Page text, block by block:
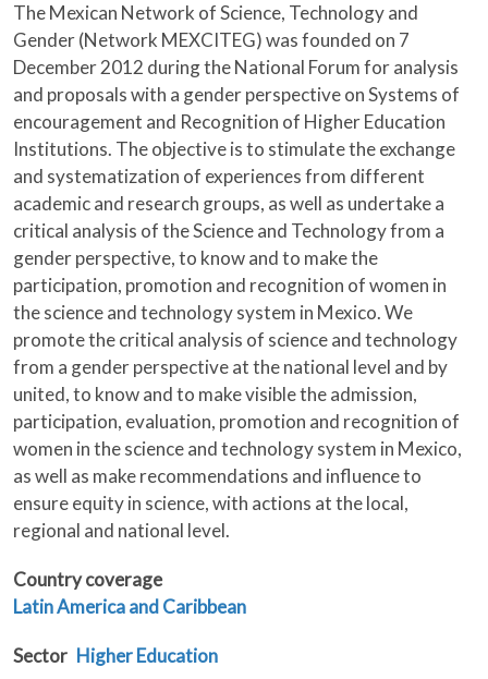
The Mexican Network of Science, Technology and
Gender (Network MEXCITEG) was founded on 7
December 2012 during the National Forum for analysis
and proposals with a gender perspective on Systems of
encouragement and Recognition of Higher Education
Institutions. The objective is to stimulate the exchange
and systematization of experiences from different
academic and research groups, as well as undertake a
critical analysis of the Science and Technology from a
gender perspective, to know and to make the
participation, promotion and recognition of women in
the science and technology system in Mexico. We
promote the critical analysis of science and technology
from a gender perspective at the national level and by
united, to know and to make visible the admission,
participation, evaluation, promotion and recognition of
women in the science and technology system in Mexico,
as well as make recommendations and influence to
ensure equity in science, with actions at the local,
regional and national level.
Country coverage
Latin America and Caribbean
Sector Higher Education